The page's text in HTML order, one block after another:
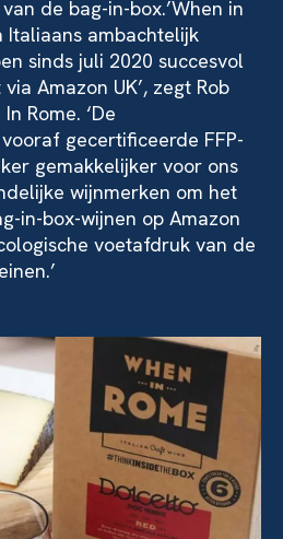
de bag-in-box.’When in
Italiaans ambachtelijk
sinds juli 2020 succesvol
Amazon UK’, zegt Rob
Rome. ‘De
gecertificeerde FFP-
gemakkelijker voor ons
wijnmerken om het
in-box-wijnen op Amazon
voetafdruk van de